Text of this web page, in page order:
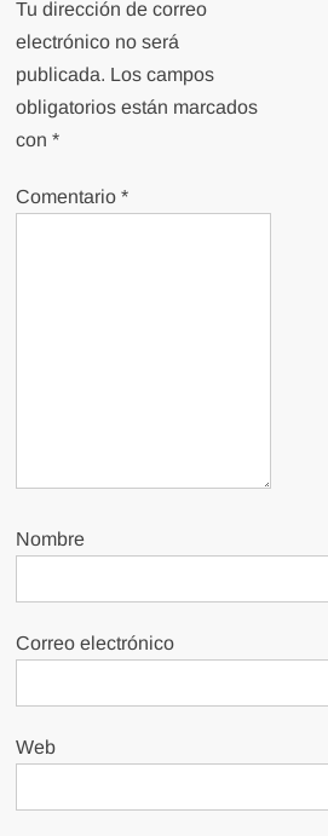
Tu dirección de correo
electrónico no será
publicada. Los campos
obligatorios están marcados
con*
Comentario*
Nombre
Correo electrónico
Web